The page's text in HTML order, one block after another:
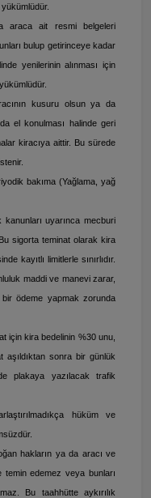
yükümlüdür.
araca ait resmi belgeleri
bulup getirinceye kadar
yenilerinin alınması için
kusuru olsun ya da
el konulması halinde geri
kiracıya aittir. Bu sürede
bakıma (Yağlama, yağ
kanunları uyarınca mecburi
sigorta teminat olarak kira
kayıtlı limitlerle sınırlıdır.
maddi ve manevi zarar,
ödeme yapmak zorunda
için kira bedelinin %30 unu,
aşıldıktan sonra bir günlük
plakaya yazılacak trafik
hüküm ve
hakların ya da aracı ve
temin edemez veya bunları
Bu taahhütte aykırılık